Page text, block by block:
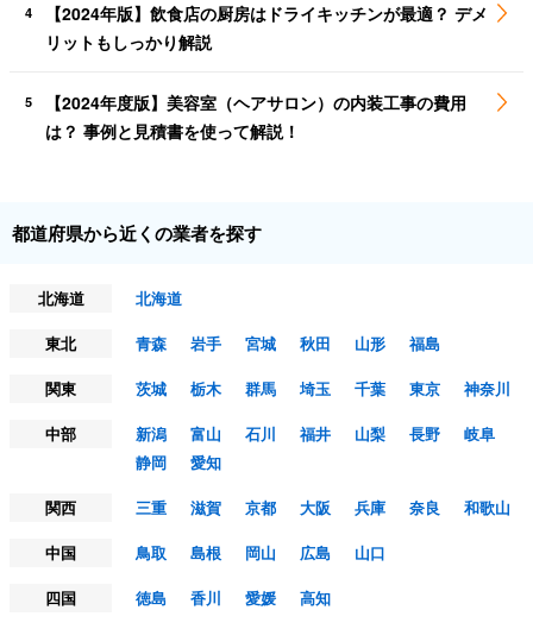
4
【2024年版】飲食店の厨房はドライキッチンが最適？ デメ
リットもしっかり解説
5
【2024年度版】美容室（ヘアサロン）の内装工事の費用
は？ 事例と見積書を使って解説！
都道府県から近くの業者を探す
北海道
北海道
東北
青森 岩手 宮城 秋田 山形
福島
関東
茨城 栃木 群馬 埼玉 千葉 東京
神奈川
中部
新潟 富山 石川 福井 山梨 長野
岐阜
静岡
愛知
関西
三重 滋賀 京都 大阪 兵庫 奈良
和歌山
中国
鳥取 島根 岡山 広島
山口
四国
徳島 香川 愛媛
高知